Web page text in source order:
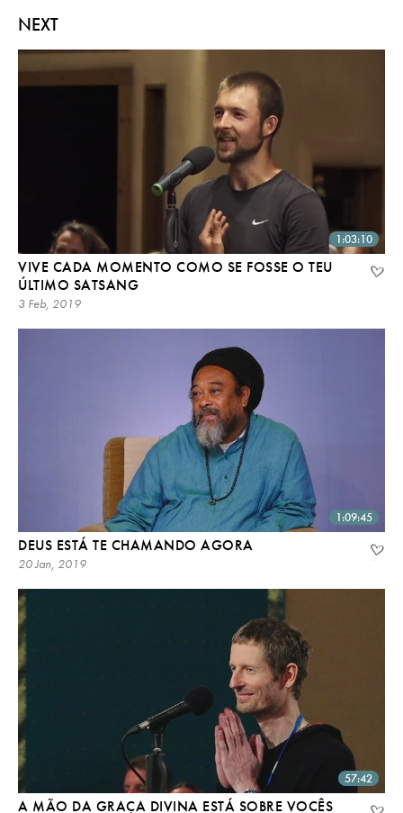
NEXT
1:03:10
VIVE CADA MOMENTO COMO SE FOSSE O TEU
ÚLTIMO SATSANG
3 Feb, 2019
1:09:45
DEUS ESTÁ TE CHAMANDO AGORA
20 Jan, 2019
57:42
A MÃO DA GRAÇA DIVINA ESTÁ SOBRE VOCÊS